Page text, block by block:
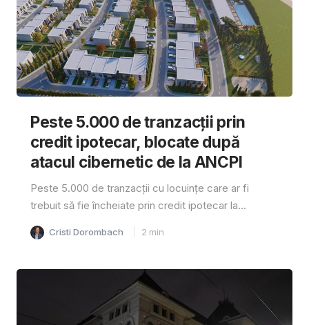
Peste 5.000 de tranzacții prin
credit ipotecar, blocate după
atacul cibernetic de la ANCPI
Peste 5.000 de tranzacții cu locuințe care ar fi
trebuit să fie încheiate prin credit ipotecar la...
Cristi Dorombach 2 min